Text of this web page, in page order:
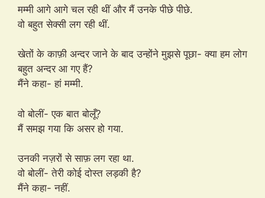
मम्मी आगे आगे चल रही थीं और मैं उनके पीछे पीछे.
वो बहुत सेक्सी लग रही थीं.
खेतों के काफ़ी अन्दर जाने के बाद उन्होंने मुझसे पूछा- क्या हम लोग
बहुत अन्दर आ गए हैं?
मैंने कहा- हां मम्मी.
वो बोलीं- एक बात बोलूँ?
मैं समझ गया कि असर हो गया.
उनकी नज़रों से साफ़ लग रहा था.
वो बोलीं- तेरी कोई दोस्त लड़की है?
मैंने कहा- नहीं.